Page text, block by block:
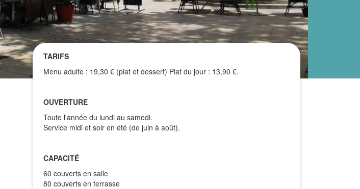
TARIFS
Menu adulte : 19,30 € (plat et dessert) Plat du jour : 13,90 €.
OUVERTURE
Toute l'année du lundi au samedi.
Service midi et soir en été (de juin à août).
CAPACITÉ
60 couverts en salle
80 couverts en terrasse